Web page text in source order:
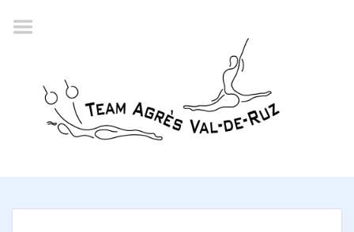
Accueil
Championnat romand
2022
La société